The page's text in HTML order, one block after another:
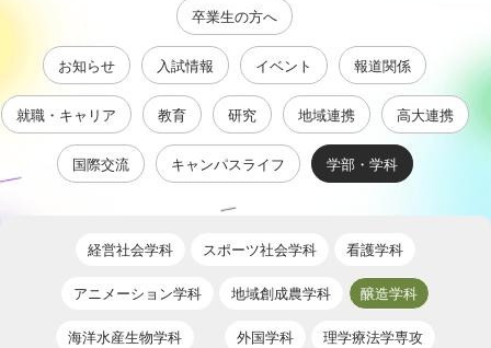
卒業生の方へ
お知らせ 入試情報 イベント 報道関係
就職・キャリア 教育 研究 地域連携 高大連携
国際交流 キャンパスライフ 学部・学科
経営社会学科 スポーツ社会学科 看護学科
アニメーション学科 地域創成農学科 醸造学科
海洋水産生物学科 外国学科 理学療法学専攻